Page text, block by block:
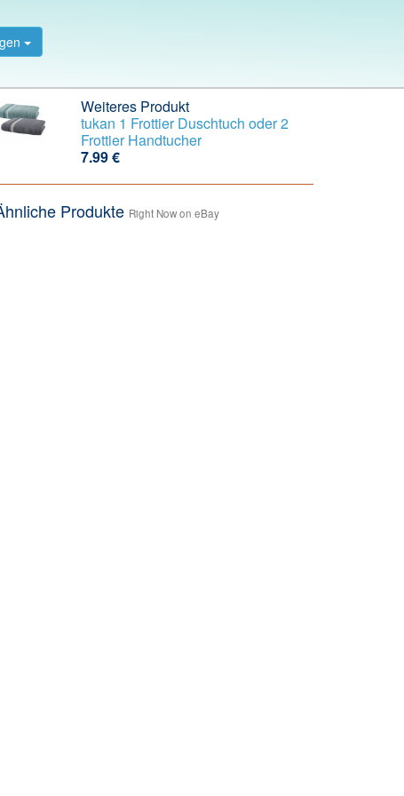
Weiteres Produkt
tukan 1 Frottier Duschtuch oder 2
Frottier Handtucher
7.99 €
Produkte Right Now on eBay